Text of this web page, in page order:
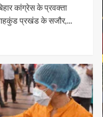
कांग्रेस के प्रवक्ता
प्रखंड के सजौर,...
राजनीति राज्य
चौधरी का बड़ा
कर्मचारियों पर होगी
पर दिया जोर, कहा–
की आवश्यकता डिजिटल